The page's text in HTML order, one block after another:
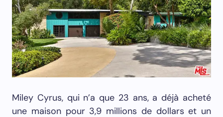
Miley Cyrus, qui n’a que 23 ans, a déjà acheté
une maison pour 3,9 millions de dollars et un